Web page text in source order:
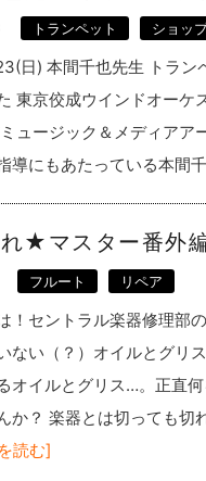
トランペット ショッ
日) 本間千也先生 トラン
東京佼成ウインドオーケ
ュージック＆メディアア
導にもあたっている本間
★マスター番外
フルート リペア
！セントラル楽器修理部
ない（？）オイルとグリ
オイルとグリス…。正直
か？ 楽器とは切っても切
読む]